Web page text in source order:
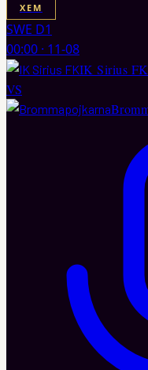
XEM
SWE D1
00:00 · 11-08
IK Sirius FK
VS